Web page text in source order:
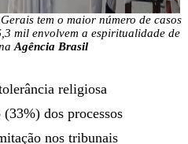
tem o maior número de casos
mil envolvem a espiritualidade de
Agência Brasil
religiosa
dos processos
nos tribunais